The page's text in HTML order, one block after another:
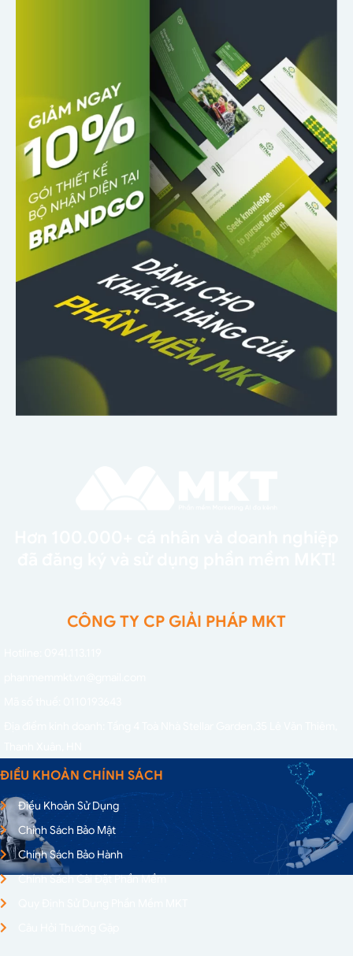
CÔNG TY CP GIẢI PHÁP MKT
ĐIỀU KHOẢN CHÍNH SÁCH
Điều Khoản Sử Dụng
Chính Sách Bảo Mật
Chính Sách Bảo Hành
Chính Sách Cài Đặt Phần Mềm